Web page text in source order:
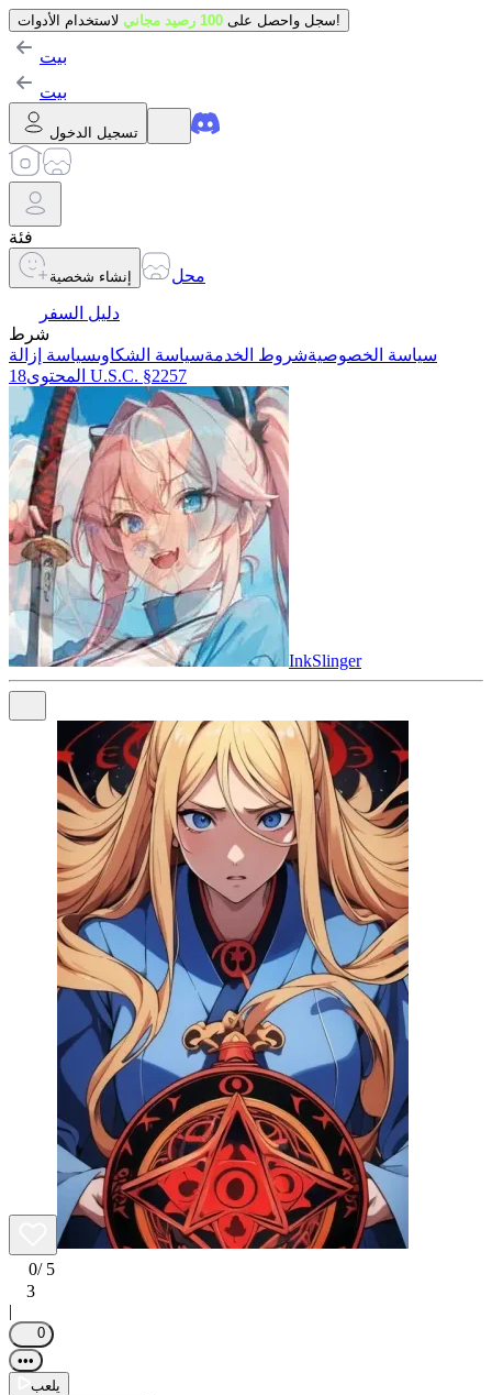
سجل واحصل على 100 رصيد مجاني لاستخدام الأدوات!
بيت
بيت
تسجيل الدخول
فئة
إنشاء شخصية
محل
دليل السفر
شرط
سياسة الخصوصيةشروط الخدمةسياسة الشكاوىسياسة إزالة
المحتوى 18 U.S.C. §2257
InkSlinger
0/ 5
3
|
0
•••
يلعب